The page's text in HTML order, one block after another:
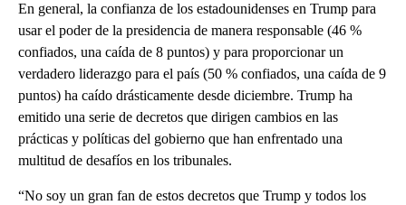
En general, la confianza de los estadounidenses en Trump para
usar el poder de la presidencia de manera responsable (46 %
confiados, una caída de 8 puntos) y para proporcionar un
verdadero liderazgo para el país (50 % confiados, una caída de 9
puntos) ha caído drásticamente desde diciembre. Trump ha
emitido una serie de decretos que dirigen cambios en las
prácticas y políticas del gobierno que han enfrentado una
multitud de desafíos en los tribunales.
“No soy un gran fan de estos decretos que Trump y todos los